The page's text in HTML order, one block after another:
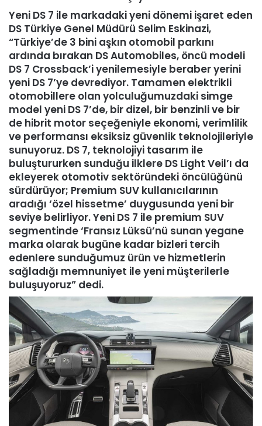
Yeni DS 7 ile markadaki yeni dönemi işaret eden
DS Türkiye Genel Müdürü Selim Eskinazi,
“Türkiye’de 3 bini aşkın otomobil parkını
ardında bırakan DS Automobiles, öncü modeli
DS 7 Crossback’i yenilemesiyle beraber yerini
yeni DS 7’ye devrediyor. Tamamen elektrikli
otomobillere olan yolculuğumuzdaki simge
model yeni DS 7’de, bir dizel, bir benzinli ve bir
de hibrit motor seçeğeniyle ekonomi, verimlilik
ve performansı eksiksiz güvenlik teknolojileriyle
sunuyoruz. DS 7, teknolojiyi tasarım ile
buluştururken sunduğu ilklere DS Light Veil’ı da
ekleyerek otomotiv sektöründeki öncülüğünü
sürdürüyor; Premium SUV kullanıcılarının
aradığı ‘özel hissetme’ duygusunda yeni bir
seviye belirliyor. Yeni DS 7 ile premium SUV
segmentinde ‘Fransız Lüksü’nü sunan yegane
marka olarak bugüne kadar bizleri tercih
edenlere sunduğumuz ürün ve hizmetlerin
sağladığı memnuniyet ile yeni müşterilerle
buluşuyoruz” dedi.